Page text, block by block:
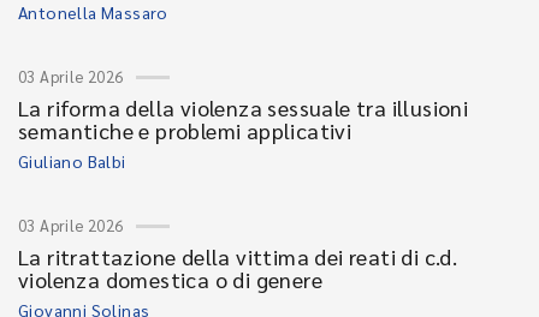
Antonella Massaro
03 Aprile 2026
La riforma della violenza sessuale tra illusioni
semantiche e problemi applicativi
Giuliano Balbi
03 Aprile 2026
La ritrattazione della vittima dei reati di c.d.
violenza domestica o di genere
Giovanni Solinas